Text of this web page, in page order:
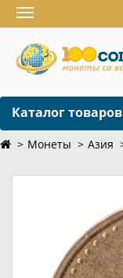
Toggle
navigation
Каталог товаров
Монеты Азия